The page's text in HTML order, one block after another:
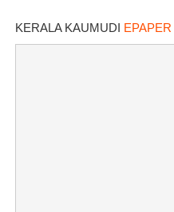
KERALA KAUMUDI EPAPER